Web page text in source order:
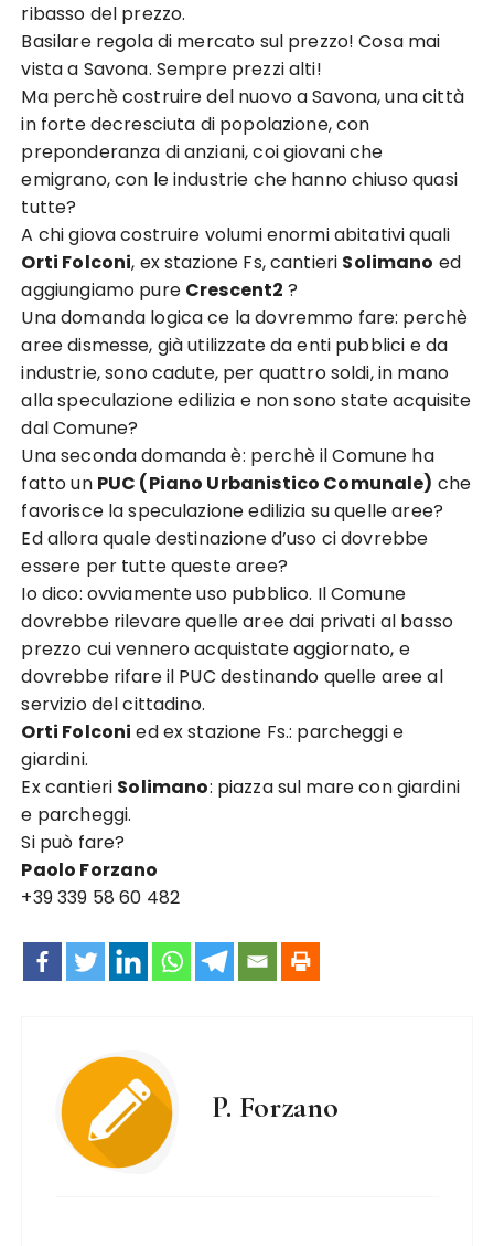
ribasso del prezzo.
Basilare regola di mercato sul prezzo! Cosa mai
vista a Savona. Sempre prezzi alti!
Ma perchè costruire del nuovo a Savona, una città
in forte decresciuta di popolazione, con
preponderanza di anziani, coi giovani che
emigrano, con le industrie che hanno chiuso quasi
tutte?
A chi giova costruire volumi enormi abitativi quali
Orti Folconi, ex stazione Fs, cantieri Solimano ed
aggiungiamo pure Crescent2 ?
Una domanda logica ce la dovremmo fare: perchè
aree dismesse, già utilizzate da enti pubblici e da
industrie, sono cadute, per quattro soldi, in mano
alla speculazione edilizia e non sono state acquisite
dal Comune?
Una seconda domanda è: perchè il Comune ha
fatto un PUC (Piano Urbanistico Comunale) che
favorisce la speculazione edilizia su quelle aree?
Ed allora quale destinazione d’uso ci dovrebbe
essere per tutte queste aree?
Io dico: ovviamente uso pubblico. Il Comune
dovrebbe rilevare quelle aree dai privati al basso
prezzo cui vennero acquistate aggiornato, e
dovrebbe rifare il PUC destinando quelle aree al
servizio del cittadino.
Orti Folconi ed ex stazione Fs.: parcheggi e
giardini.
Ex cantieri Solimano: piazza sul mare con giardini
e parcheggi.
Si può fare?
Paolo Forzano
+39 339 58 60 482
P. Forzano